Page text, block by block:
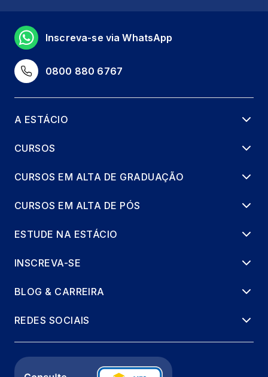
0800 880 6767
Inscreva-se via WhatsApp
A ESTÁCIO
CURSOS
CURSOS EM ALTA DE GRADUAÇÃO
CURSOS EM ALTA DE PÓS
ESTUDE NA ESTÁCIO
INSCREVA-SE
BLOG & CARREIRA
REDES SOCIAIS